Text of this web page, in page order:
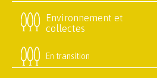
Environnement et
collectes
En transition